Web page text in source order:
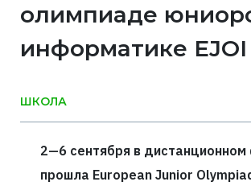
олимпиаде
информатике EJOI
ШКОЛА
2—6 сентября в
прошла European Junior